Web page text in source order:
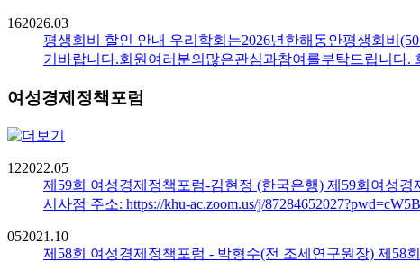
162026.03
평생회비 할인 안내 우리학회는2026년한해동안평생회비
기바랍니다.회원여러분의많은관심과참여를부탁드립니다.
여성경제정책포럼
122022.05
제59회 여성경제정책포럼-김현정 (한국은행) 제59회여성경
시사점 주소: https://khu-ac.zoom.us/j/
052021.10
제58회 여성경제정책포럼 - 박형수(전 조세연구원장) 제58